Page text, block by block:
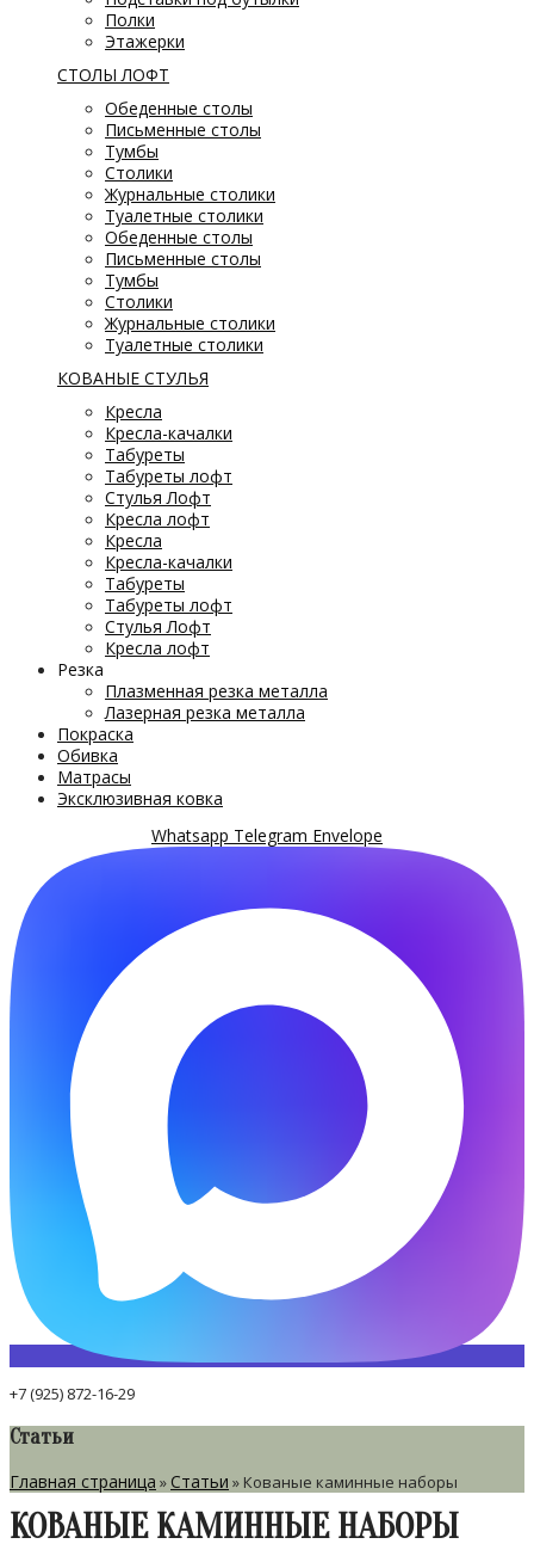
Полки
Этажерки
СТОЛЫ ЛОФТ
Обеденные столы
Письменные столы
Тумбы
Столики
Журнальные столики
Туалетные столики
Обеденные столы
Письменные столы
Тумбы
Столики
Журнальные столики
Туалетные столики
КОВАНЫЕ СТУЛЬЯ
Кресла
Кресла-качалки
Табуреты
Табуреты лофт
Стулья Лофт
Кресла лофт
Кресла
Кресла-качалки
Табуреты
Табуреты лофт
Стулья Лофт
Кресла лофт
Резка
Плазменная резка металла
Лазерная резка металла
Покраска
Обивка
Матрасы
Эксклюзивная ковка
Whatsapp Telegram Envelope
+7 (925) 872-16-29
Статьи
Главная страница »Статьи » Кованые каминные наборы
КОВАНЫЕ КАМИННЫЕ НАБОРЫ